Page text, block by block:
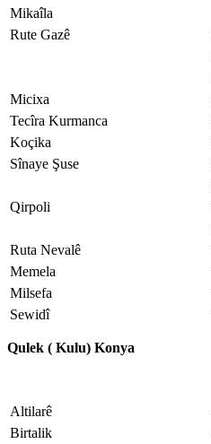
Mikaîla
Rute Gazê
Micixa
Tecîra Kurmanca
Koçika
Sînaye Şuse
Qirpoli
Ruta Nevalê
Memela
Milsefa
Sewidî
Qulek ( Kulu) Konya
Altilarê
Birtalik